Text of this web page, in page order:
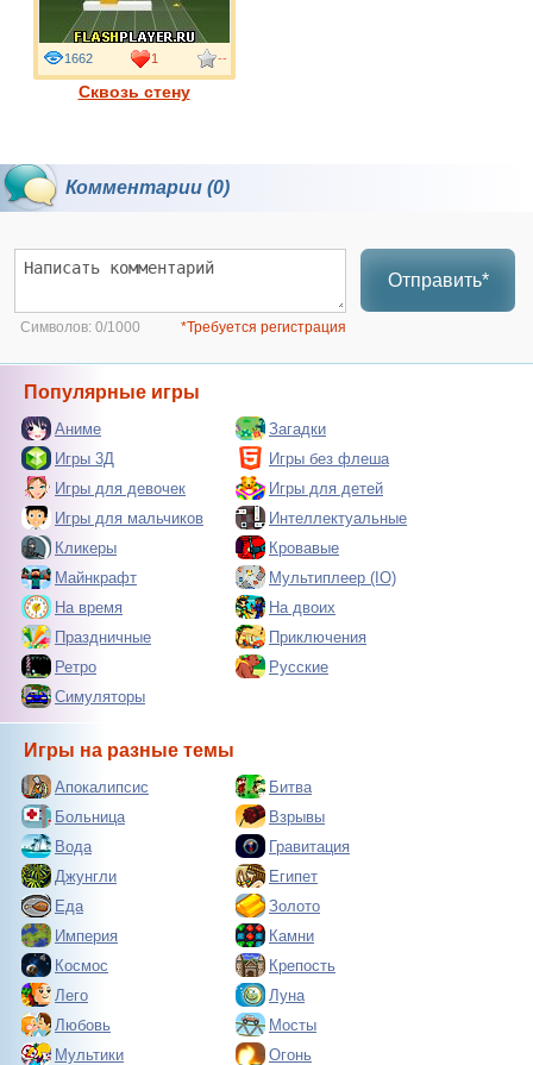
Сквозь стену
1662 1 --
Комментарии (0)
Отправить*
Символов: 0/1000 *Требуется регистрация
Популярные игры
Аниме
Загадки
Игры 3Д
Игры без флеша
Игры для девочек
Игры для детей
Игры для мальчиков
Интеллектуальные
Кликеры
Кровавые
Майнкрафт
Мультиплеер (IO)
На время
На двоих
Праздничные
Приключения
Ретро
Русские
Симуляторы
Игры на разные темы
Апокалипсис
Битва
Больница
Взрывы
Вода
Гравитация
Джунгли
Египет
Еда
Золото
Империя
Камни
Космос
Крепость
Лего
Луна
Любовь
Мосты
Мультики
Огонь